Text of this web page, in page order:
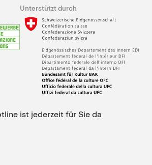
Unterstützt durch
ist jederzeit für Sie da